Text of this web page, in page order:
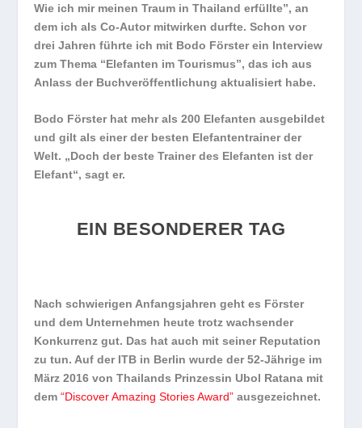
Wie ich mir meinen Traum in Thailand erfüllte”, an
dem ich als Co-Autor mitwirken durfte. Schon vor
drei Jahren führte ich mit Bodo Förster ein Interview
zum Thema “Elefanten im Tourismus”, das ich aus
Anlass der Buchveröffentlichung aktualisiert habe.
Bodo Förster hat mehr als 200 Elefanten ausgebildet
undgilt als einer der besten Elefantentrainer der
Welt. „Doch der beste Trainer des Elefanten ist der
Elefant“, sagt er.
EIN BESONDERER TAG
Nach schwierigen Anfangsjahren geht es Förster
und dem Unternehmen heute trotz wachsender
Konkurrenz gut. Das hat auch mit seiner Reputation
zu tun. Auf der ITB in Berlin wurde der 52-Jährige im
März 2016 von Thailands Prinzessin Ubol Ratana mit
dem “Discover Amazing Stories Award” ausgezeichnet.